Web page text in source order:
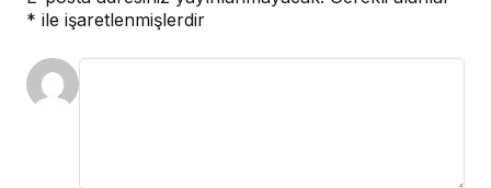
* ile işaretlenmişlerdir